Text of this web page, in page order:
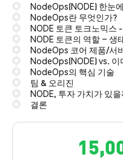
NodeOps(NODE) 한눈
NodeOps란 무엇인가?
NODE 토큰 토크노믹스
NODE 토큰의 역할 – 생
NodeOps 코어 제품/서
NodeOps(NODE) vs. 이
NodeOps의 핵심 기술
팀 & 오리진
NODE, 투자 가치가 있
결론